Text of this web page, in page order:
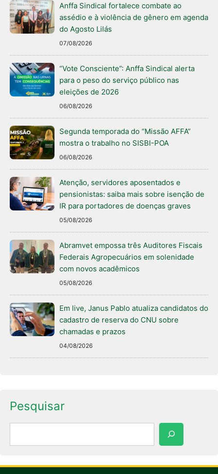
Anffa Sindical fortalece combate ao
assédio e à violência de gênero em agenda
do Agosto Lilás
07/08/2026
“Vote Consciente”: Anffa Sindical alerta
para o peso do serviço público nas
eleições de 2026
06/08/2026
Segunda temporada do “Missão AFFA”
mostra o trabalho no SISBI-POA
06/08/2026
Atenção, servidores aposentados e
pensionistas: saiba mais sobre isenção de
IR para portadores de doenças graves
05/08/2026
Abramvet empossa três Auditores Fiscais
Federais Agropecuários em solenidade
com novos acadêmicos
05/08/2026
Em live, Janus Pablo atualiza candidatos do
cadastro de reserva do CNU sobre
chamadas e prazos
04/08/2026
Pesquisar